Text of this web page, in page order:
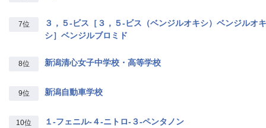
7位
３，５‐ビス［３，５‐ビス（ベンジルオキシ）ベンジルオキ
シ］ベンジルブロミド
8位 新潟清心女子中学校・高等学校
9位 新潟自動車学校
10位 １‐フェニル‐４‐ニトロ‐３‐ペンタノン